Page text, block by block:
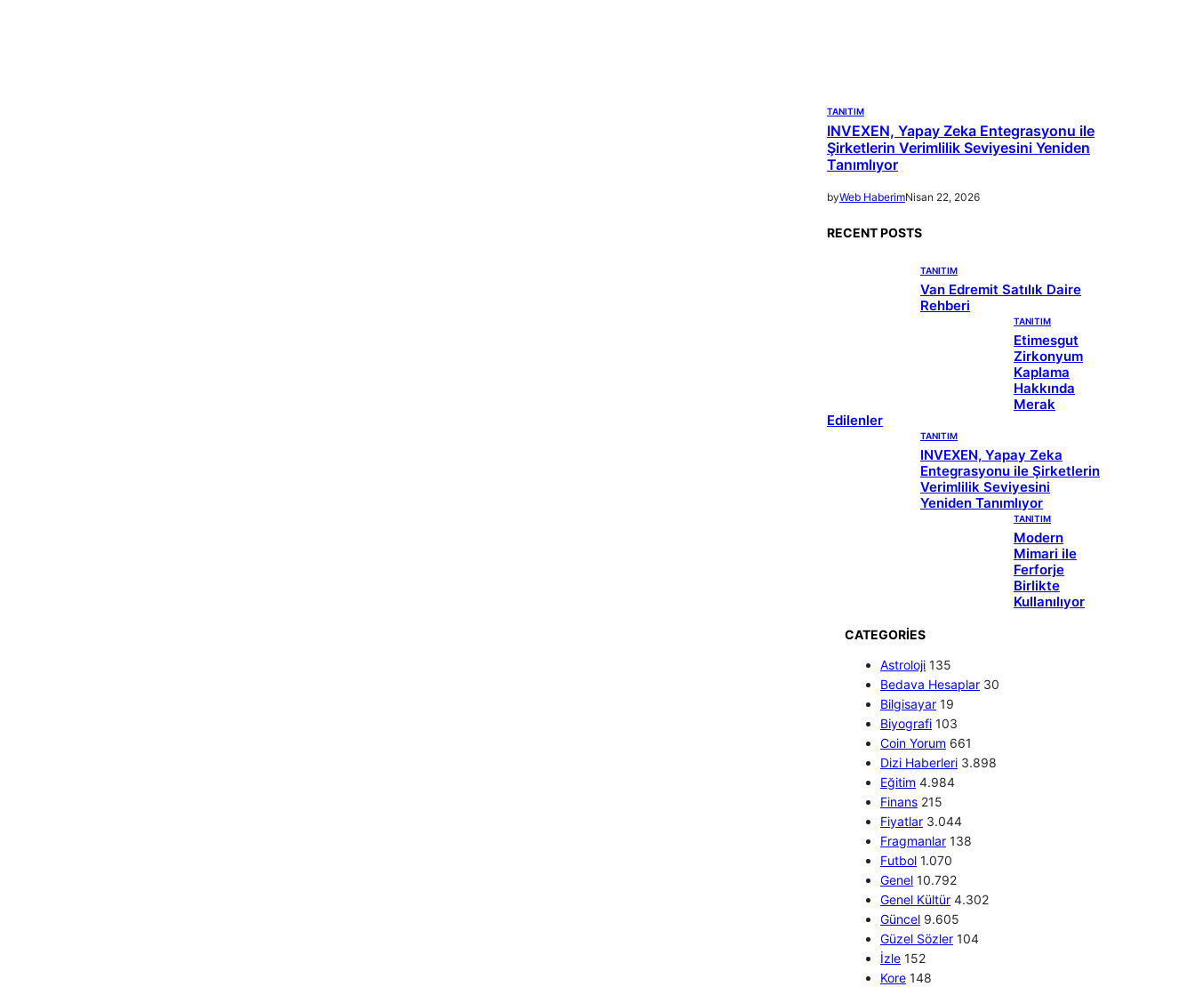
TANITIM
INVEXEN, Yapay Zeka Entegrasyonu ile
Şirketlerin Verimlilik Seviyesini Yeniden
Tanımlıyor
byWeb HaberimNisan 22, 2026
RECENT POSTS
TANITIM
Van Edremit Satılık Daire
Rehberi
TANITIM
Etimesgut
Zirkonyum
Kaplama
Hakkında
Merak
Edilenler
TANITIM
INVEXEN, Yapay Zeka
Entegrasyonu ile Şirketlerin
Verimlilik Seviyesini
Yeniden Tanımlıyor
TANITIM
Modern
Mimari ile
Ferforje
Birlikte
Kullanılıyor
CATEGORIES
Astroloji 135
Bedava Hesaplar 30
Bilgisayar 19
Biyografi 103
Coin Yorum 661
Dizi Haberleri 3.898
Eğitim 4.984
Finans 215
Fiyatlar 3.044
Fragmanlar 138
Futbol 1.070
Genel 10.792
Genel Kültür 4.302
Güncel 9.605
Güzel Sözler 104
İzle 152
Kore 148